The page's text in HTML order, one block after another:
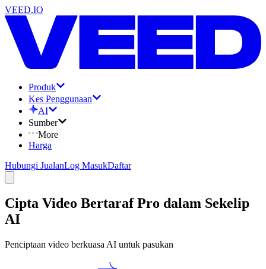
VEED.IO
Produk
Kes Penggunaan
AI
Sumber
More
Harga
Hubungi JualanLog MasukDaftar
Cipta Video Bertaraf Pro dalam Sekelip
AI
Penciptaan video berkuasa AI untuk pasukan